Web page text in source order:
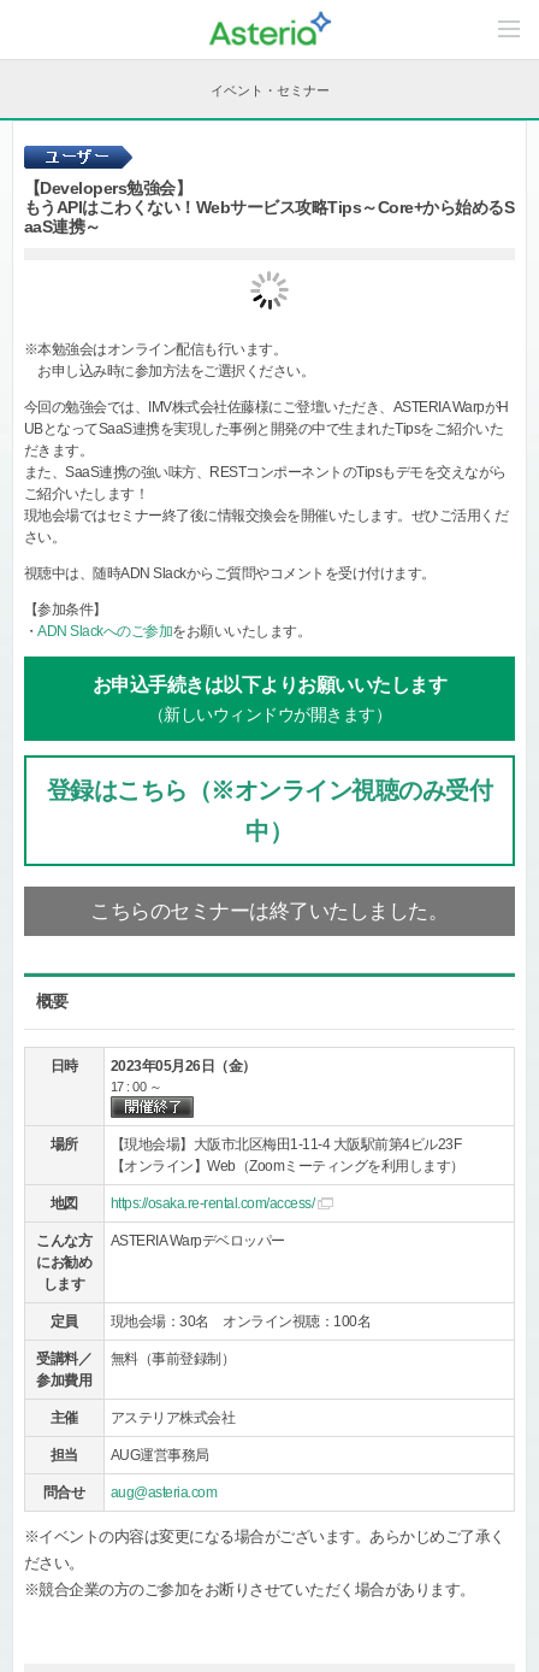
C
n
n
n
イベント・セミナー
【Developers勉強会】
もうAPIはこわくない！Webサービス攻略Tips～Core+から始めるS
aaS連携～
※本勉強会はオンライン配信も行います。
お申し込み時に参加方法をご選択ください。
今回の勉強会では、IMV株式会社佐藤様にご登壇いただき、ASTERIA WarpがH
UBとなってSaaS連携を実現した事例と開発の中で生まれたTipsをご紹介いた
だきます。
また、SaaS連携の強い味方、RESTコンポーネントのTipsもデモを交えながら
ご紹介いたします！
現地会場ではセミナー終了後に情報交換会を開催いたします。ぜひご活用くだ
さい。
視聴中は、随時ADN Slackからご質問やコメントを受け付けます。
【参加条件】
・ADN Slackへのご参加をお願いいたします。
お申込手続きは以下よりお願いいたします
（新しいウィンドウが開きます）
登録はこちら（※オンライン視聴のみ受付
中）
こちらのセミナーは終了いたしました。
概要
日時 2023年05月26日（金）
17 : 00 ～
場所
【現地会場】大阪市北区梅田1-11-4 大阪駅前第4ビル23F
【オンライン】Web（Zoomミーティングを利用します）
地図 https://osaka.re-rental.com/access/
こんな方
にお勧め
します
ASTERIA Warpデベロッパー
定員 現地会場：30名 オンライン視聴：100名
受講料／
参加費用
無料（事前登録制）
主催 アステリア株式会社
担当 AUG運営事務局
問合せ aug@asteria.com
※イベントの内容は変更になる場合がございます。あらかじめご了承く
ださい。
※競合企業の方のご参加をお断りさせていただく場合があります。